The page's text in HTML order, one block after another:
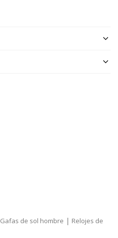
Gafas de sol hombre | Relojes de